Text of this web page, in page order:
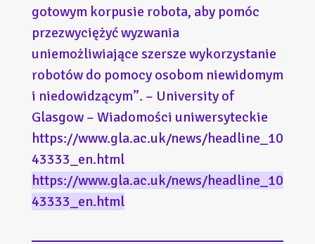
gotowym korpusie robota, aby pomóc
przezwyciężyć wyzwania
uniemożliwiające szersze wykorzystanie
robotów do pomocy osobom niewidomym
i niedowidzącym”. – University of
Glasgow – Wiadomości uniwersyteckie
https://www.gla.ac.uk/news/headline_10
43333_en.html
https://www.gla.ac.uk/news/headline_10
43333_en.html